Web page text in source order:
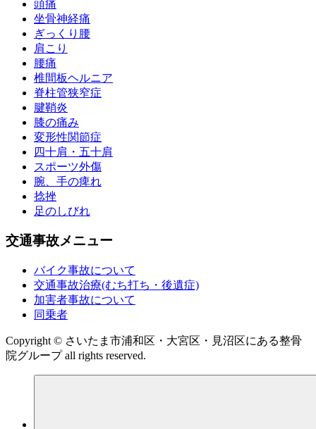
頭痛
坐骨神経痛
ぎっくり腰
肩こり
腰痛
椎間板ヘルニア
脊柱管狭窄症
腱鞘炎
膝の痛み
変形性関節症
四十肩・五十肩
スポーツ外傷
腕、手の痺れ
捻挫
足のしびれ
交通事故メニュー
バイク事故について
交通事故治療(むち打ち・後遺症)
加害者事故について
同乗者
Copyright © さいたま市浦和区・大宮区・見沼区にある整骨
院グループ all rights reserved.